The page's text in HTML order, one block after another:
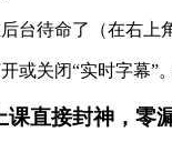
台待命了（在右上
或关闭“实时字幕”
直接封神，零